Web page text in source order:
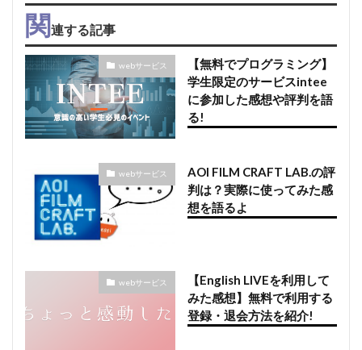
関連する記事
webサービス
【無料でプログラミング】
学生限定のサービスintee
に参加した感想や評判を語
る!
webサービス
AOI FILM CRAFT LAB.の評
判は？実際に使ってみた感
想を語るよ
webサービス
【English LIVEを利用して
みた感想】無料で利用する
登録・退会方法を紹介!